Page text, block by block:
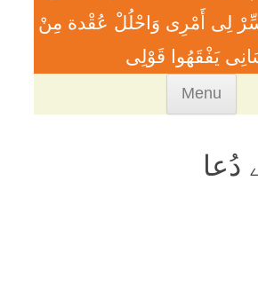
لِی أَمْرِی وَاحْلُلْ عُقْدة مِنْ
يَفْقَھُوا قَوْلِی
Menu
content
دُعا